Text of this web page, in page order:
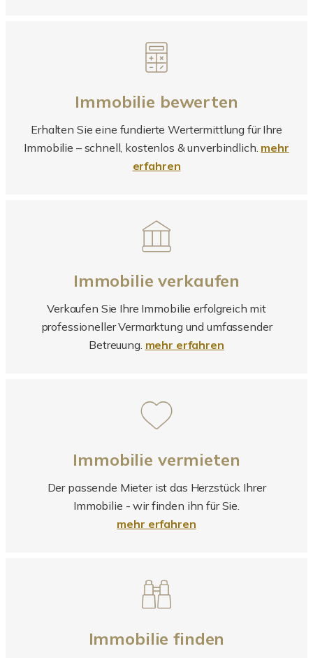
Immobilie bewerten
Erhalten Sie eine fundierte Wertermittlung für Ihre
Immobilie – schnell, kostenlos & unverbindlich. mehr
erfahren
Immobilie verkaufen
Verkaufen Sie Ihre Immobilie erfolgreich mit
professioneller Vermarktung und umfassender
Betreuung. mehr erfahren
Immobilie vermieten
Der passende Mieter ist das Herzstück Ihrer
Immobilie - wir finden ihn für Sie.
mehr erfahren
Immobilie finden